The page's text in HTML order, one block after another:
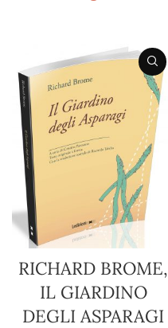
RICHARD BROME,
IL GIARDINO
DEGLI ASPARAGI